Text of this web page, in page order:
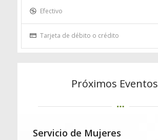
Efectivo
Tarjeta de débito o crédito
Próximos Eventos
Servicio de Mujeres